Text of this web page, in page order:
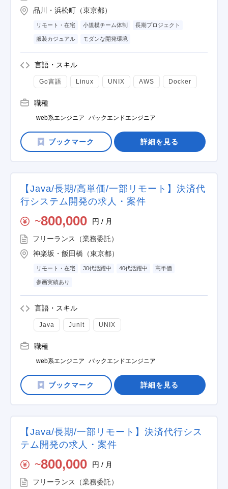
品川・浜松町（東京都）
リモート・在宅 小規模チーム体制 長期プロジェクト
服装カジュアル モダンな開発環境
言語・スキル
Go言語 Linux UNIX AWS Docker
職種
web系エンジニア バックエンドエンジニア
詳細を見る
【Java/長期/高単価/一部リモート】決済代
行システム開発の求人・案件
〜800,000 円 / 月
フリーランス（業務委託）
神楽坂・飯田橋（東京都）
リモート・在宅 30代活躍中 40代活躍中 高単価
参画実績あり
言語・スキル
Java Junit UNIX
職種
web系エンジニア バックエンドエンジニア
詳細を見る
【Java/長期/一部リモート】決済代行シス
テム開発の求人・案件
〜800,000 円 / 月
フリーランス（業務委託）